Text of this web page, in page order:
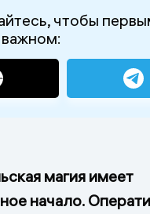
чтобы
важном:
магия имеет
начало.